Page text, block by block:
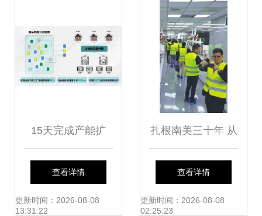
控与工程造价咨询
业务双提升
方案
15天完成产能扩
建！广汽埃安智能
生态工厂二期工程
查看详情
更新时间：2026-08-08
13:31:22
扎根南美三十年 从
卖产品到当链主
——访方正国际商
查看详情
更新时间：2026-08-08
02:25:23